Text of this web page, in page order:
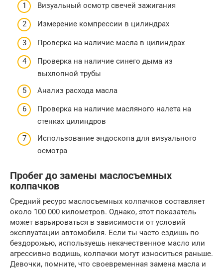
Визуальный осмотр свечей зажигания
Измерение компрессии в цилиндрах
Проверка на наличие масла в цилиндрах
Проверка на наличие синего дыма из
выхлопной трубы
Анализ расхода масла
Проверка на наличие масляного налета на
стенках цилиндров
Использование эндоскопа для визуального
осмотра
Пробег до замены маслосъемных
колпачков
Средний ресурс маслосъемных колпачков составляет
около 100 000 километров. Однако, этот показатель
может варьироваться в зависимости от условий
эксплуатации автомобиля. Если ты часто ездишь по
бездорожью, используешь некачественное масло или
агрессивно водишь, колпачки могут износиться раньше.
Девочки, помните, что своевременная замена масла и